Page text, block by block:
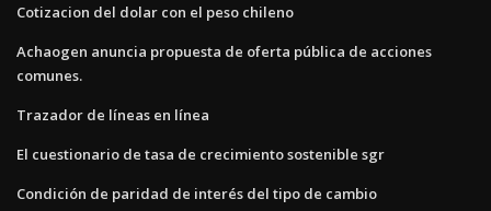
Cotizacion del dolar con el peso chileno
Achaogen anuncia propuesta de oferta pública de acciones
comunes.
Trazador de líneas en línea
El cuestionario de tasa de crecimiento sostenible sgr
Condición de paridad de interés del tipo de cambio